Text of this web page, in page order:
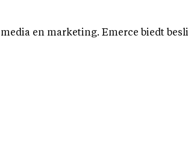
en marketing. Emerce biedt